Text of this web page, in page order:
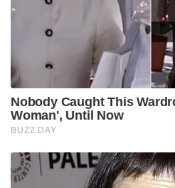
Nobody Caught This
Woman', Until Now
BUZZ DAY